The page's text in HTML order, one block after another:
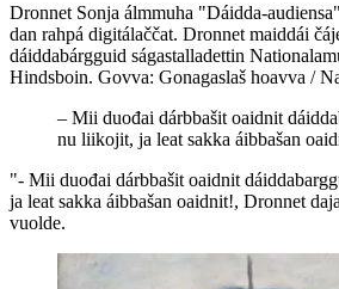
Dronnet Sonja álmmuha "Dáidda-
dan rahpá digitálaččat. Dronnet maiddái
dáiddabárgguid ságastalladettin
Hindsboin. Govva: Gonagaslaš hoavva /
– Mii duođai dárbbašit oaidnit
nu liikojit, ja leat sakka áibbašan
"- Mii duođai dárbbašit oaidnit
ja leat sakka áibbašan oaidnit!, Dronnet
vuolde.